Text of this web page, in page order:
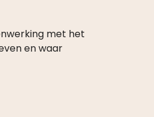
met het
en waar